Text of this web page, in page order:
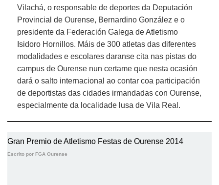
Vilachá, o responsable de deportes da Deputación
Provincial de Ourense, Bernardino González e o
presidente da Federación Galega de Atletismo
Isidoro Hornillos. Máis de 300 atletas das diferentes
modalidades e escolares daranse cita nas pistas do
campus de Ourense nun certame que nesta ocasión
dará o salto internacional ao contar coa participación
de deportistas das cidades irmandadas con Ourense,
especialmente da localidade lusa de Vila Real.
Gran Premio de Atletismo Festas de Ourense 2014
Escrito por FGA Ourense